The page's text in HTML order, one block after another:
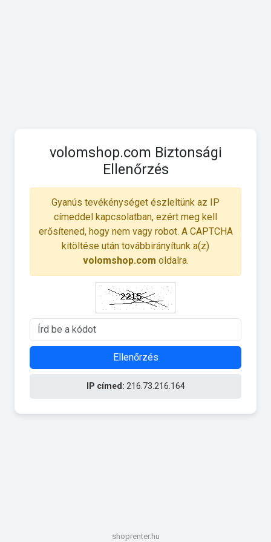
volomshop.com Biztonsági
Ellenőrzés
Gyanús tevékénységet észleltünk az IP
címeddel kapcsolatban, ezért meg kell
erősítened, hogy nem vagy robot. A CAPTCHA
kitöltése után továbbirányítunk a(z)
volomshop.com oldalra.
Ellenőrzés
IP címed: 216.73.216.164
shoprenter.hu